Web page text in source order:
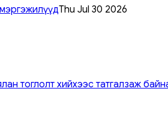
Thu Jul 30 2026
тоглолт хийхээс татгалзаж